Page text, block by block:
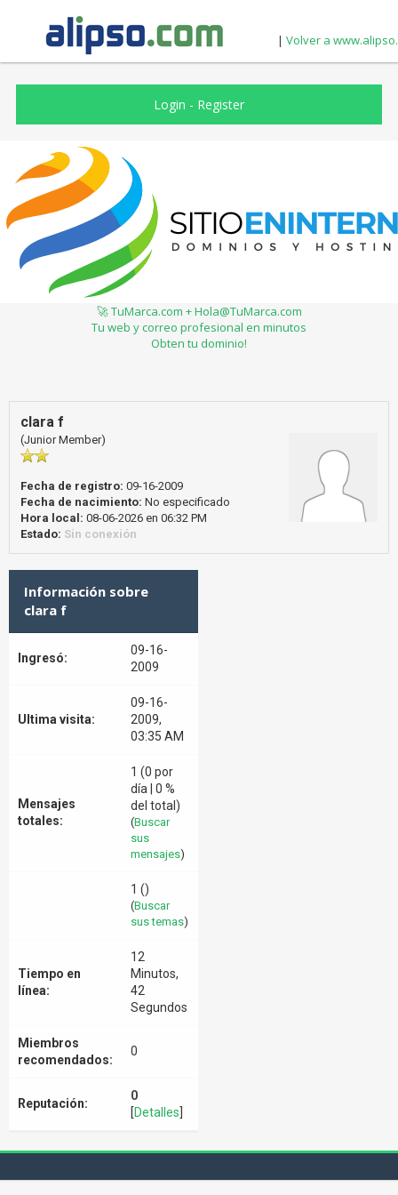
| Volver a
Login - Register
🚀 TuMarca.com + Hola@TuMarca.com
Tu web y correo profesional en minutos
Obten tu dominio!
clara f
(Junior Member)
Fecha de registro: 09-16-2009
Fecha de nacimiento: No especificado
Hora local: 08-06-2026 en 06:32 PM
Estado: Sin conexión
Información sobre
clara f
Ingresó:
09-16-
2009
Ultima visita:
09-16-
2009,
03:35 AM
Mensajes
totales:
1 (0 por
día | 0 %
del total)
(Buscar
sus
mensajes)
1 ()
(Buscar
sus temas)
Tiempo en
línea:
12
Minutos,
42
Segundos
Miembros
recomendados:
0
Reputación:
0
[Detalles